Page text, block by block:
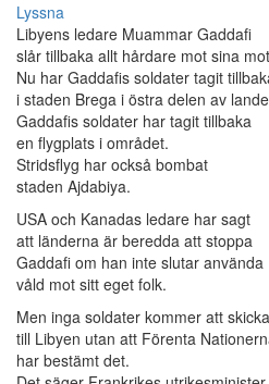
Lyssna
Libyens ledare Muammar Gaddafi
slår tillbaka allt hårdare mot sina
Nu har Gaddafis soldater tagit
i staden Brega i östra delen av
Gaddafis soldater har tagit tillbaka
en flygplats i området.
Stridsflyg har också bombat
staden Ajdabiya.
USA och Kanadas ledare har sagt
att länderna är beredda att stoppa
Gaddafi om han inte slutar använda
våld mot sitt eget folk.
Men inga soldater kommer att
till Libyen utan att Förenta
har bestämt det.